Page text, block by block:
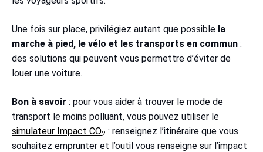
Une fois sur place, privilégiez autant que possible la
marche à pied, le vélo et les transports en commun :
des solutions qui peuvent vous permettre d’éviter de
louer une voiture.
Bon à savoir : pour vous aider à trouver le mode de
transport le moins polluant, vous pouvez utiliser le
simulateur Impact CO2 : renseignez l’itinéraire que vous
souhaitez emprunter et l’outil vous renseigne sur l’impact